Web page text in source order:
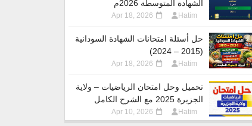
الشهادة المتوسطة 2026م
Hatim
Apr 18, 2026
حل أسئلة امتحانات الشهادة السودانية
(2015 – 2024)
Hatim
Apr 18, 2026
تحميل وحل امتحان الرياضيات – ولاية
الجزيرة 2025 مع الشرح الكامل
Hatim
Apr 10, 2026